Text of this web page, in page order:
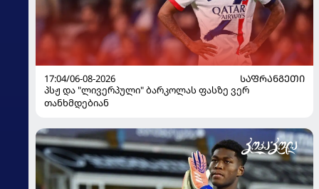
17:04/06-08-2026
ᲡᲐᲤᲠᲐᲜᲒᲔᲗᲘ
პსჟ და "ლივერპული" ბარკოლას ფასზე ვერ
თანხმდებიან